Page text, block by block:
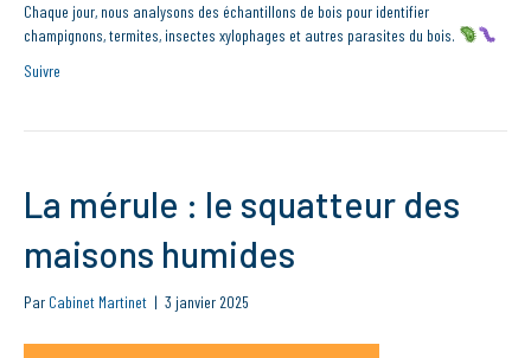
Chaque jour, nous analysons des échantillons de bois pour identifier
champignons, termites, insectes xylophages et autres parasites du bois.
Suivre
La mérule : le squatteur des
maisons humides
Par Cabinet Martinet | 3 janvier 2025